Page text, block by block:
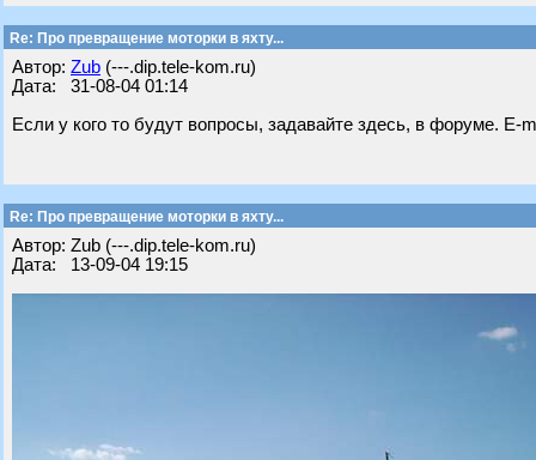
Re: Про превращение моторки в яхту...
Автор: Zub (---.dip.tele-kom.ru)
Дата: 31-08-04 01:14
Если у кого то будут вопросы, задавайте здесь, в форуме.
Re: Про превращение моторки в яхту...
Автор: Zub (---.dip.tele-kom.ru)
Дата: 13-09-04 19:15